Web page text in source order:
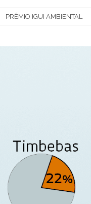
PRÊMIO IGUI AMBIENTAL